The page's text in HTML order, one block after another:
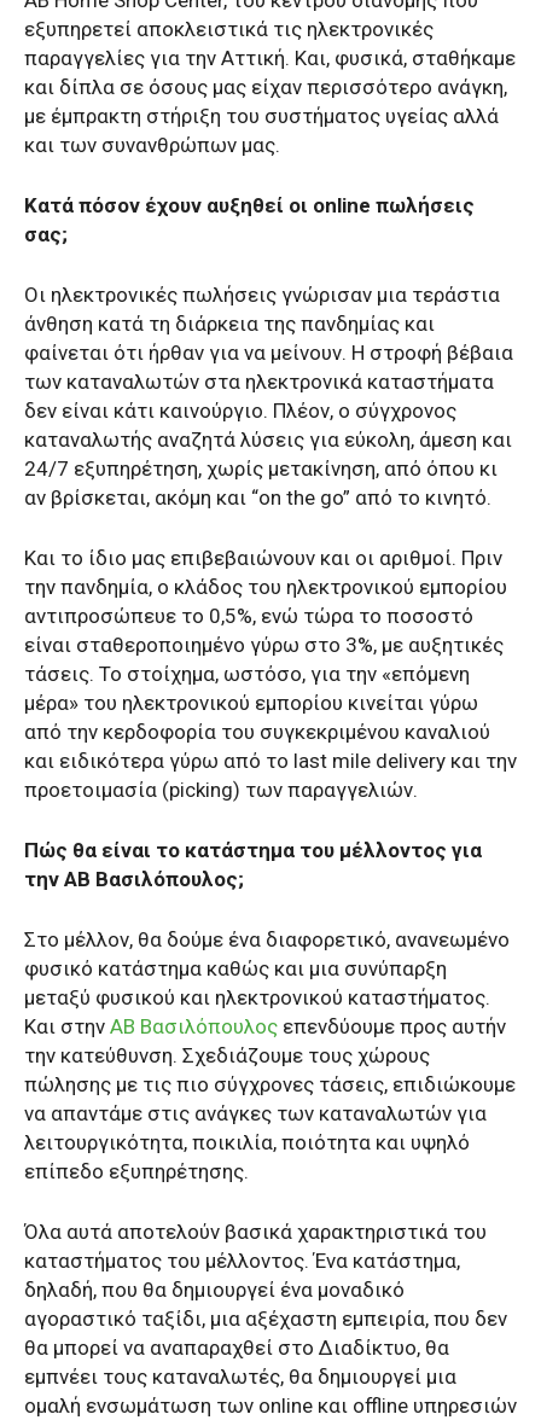
εξυπηρετεί αποκλειστικά τις ηλεκτρονικές
παραγγελίες για την Αττική. Και, φυσικά, σταθήκαμε
και δίπλα σε όσους μας είχαν περισσότερο ανάγκη,
με έμπρακτη στήριξη του συστήματος υγείας αλλά
και των συνανθρώπων μας.
Κατά πόσον έχουν αυξηθεί οι online πωλήσεις
σας;
Οι ηλεκτρονικές πωλήσεις γνώρισαν μια τεράστια
άνθηση κατά τη διάρκεια της πανδημίας και
φαίνεται ότι ήρθαν για να μείνουν. Η στροφή βέβαια
των καταναλωτών στα ηλεκτρονικά καταστήματα
δεν είναι κάτι καινούργιο. Πλέον, ο σύγχρονος
καταναλωτής αναζητά λύσεις για εύκολη, άμεση και
24/7 εξυπηρέτηση, χωρίς μετακίνηση, από όπου κι
αν βρίσκεται, ακόμη και “on the go” από το κινητό.
Και το ίδιο μας επιβεβαιώνουν και οι αριθμοί. Πριν
την πανδημία, ο κλάδος του ηλεκτρονικού εμπορίου
αντιπροσώπευε το 0,5%, ενώ τώρα το ποσοστό
είναι σταθεροποιημένο γύρω στο 3%, με αυξητικές
τάσεις. Το στοίχημα, ωστόσο, για την «επόμενη
μέρα» του ηλεκτρονικού εμπορίου κινείται γύρω
από την κερδοφορία του συγκεκριμένου καναλιού
και ειδικότερα γύρω από το last mile delivery και την
προετοιμασία (picking) των παραγγελιών.
Πώς θα είναι το κατάστημα του μέλλοντος για
την ΑΒ Βασιλόπουλος;
Στο μέλλον, θα δούμε ένα διαφορετικό, ανανεωμένο
φυσικό κατάστημα καθώς και μια συνύπαρξη
μεταξύ φυσικού και ηλεκτρονικού καταστήματος.
Και στην ΑΒ Βασιλόπουλος επενδύουμε προς αυτήν
την κατεύθυνση. Σχεδιάζουμε τους χώρους
πώλησης με τις πιο σύγχρονες τάσεις, επιδιώκουμε
να απαντάμε στις ανάγκες των καταναλωτών για
λειτουργικότητα, ποικιλία, ποιότητα και υψηλό
επίπεδο εξυπηρέτησης.
Όλα αυτά αποτελούν βασικά χαρακτηριστικά του
καταστήματος του μέλλοντος. Ένα κατάστημα,
δηλαδή, που θα δημιουργεί ένα μοναδικό
αγοραστικό ταξίδι, μια αξέχαστη εμπειρία, που δεν
θα μπορεί να αναπαραχθεί στο Διαδίκτυο, θα
εμπνέει τους καταναλωτές, θα δημιουργεί μια
ομαλή ενσωμάτωση των online και offline υπηρεσιών